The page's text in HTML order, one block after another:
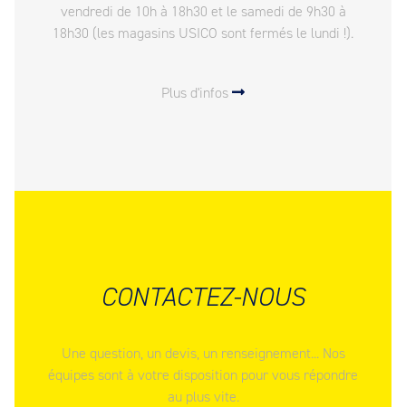
vendredi de 10h à 18h30 et le samedi de 9h30 à
18h30 (les magasins USICO sont fermés le lundi !).
Plus d'infos
CONTACTEZ-NOUS
Une question, un devis, un renseignement... Nos
équipes sont à votre disposition pour vous répondre
au plus vite.